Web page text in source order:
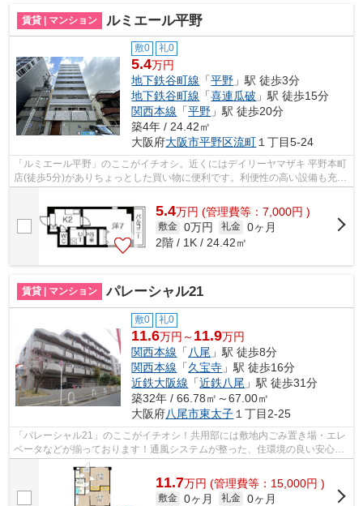
賃貸 | マンション ルミエール平野
敷0 礼0
5.4万円
地下鉄谷町線 「平野 」駅 徒歩3分
地下鉄谷町線 「喜連瓜破 」駅 徒歩15分
関西本線 「平野 」駅 徒歩20分
築4年 / 24.42㎡
大阪府大阪市平野区流町１丁目5-24
「ルミエール平野」のここがイチオシ。近くにはデイリーヤマザキ 平野本町
店(徒歩5分)がありちょっとした買い物に便利です。利便性の高い設備も充実
5.4万円 (管理費等：7,000円 )
敷金 0万円 礼金 0ヶ月
2階 / 1K / 24.42㎡
賃貸 | マンション パレーシャル21
敷0 礼0
11.6万円～ 11.9万円
関西本線 「八尾 」駅 徒歩8分
関西本線 「久宝寺 」駅 徒歩16分
近鉄大阪線 「近鉄八尾 」駅 徒歩31分
築32年 / 66.78㎡～67.00㎡
大阪府八尾市東太子１丁目2-25
「パレーシャル21」のここがイチオシ！共用部には敷地内ごみ置き場・エレ
ベータなどが揃っております！通風システムが整った、住環境の良い安心の
物件です！こちらの物件では初期費用...
11.7万円 (管理費等：15,000円 )
敷金 0ヶ月 礼金 0ヶ月